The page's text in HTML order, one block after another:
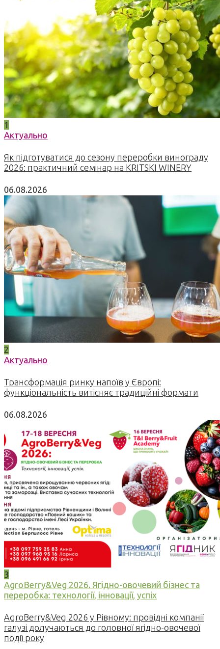
1
Актуально
Як підготуватися до сезону переробки винограду
2026: практичний семінар на KRITSKI WINERY
06.08.2026
2
Актуально
Трансформація ринку напоїв у Європі:
функціональність витісняє традиційні формати
06.08.2026
3
AgroBerry&Veg 2026. Ягідно-овочевий бізнес та
переробка: технології, інновації, успіх
AgroBerry&Veg 2026 у Рівному: провідні компанії
галузі долучаються до головної ягідно-овочевої
події року